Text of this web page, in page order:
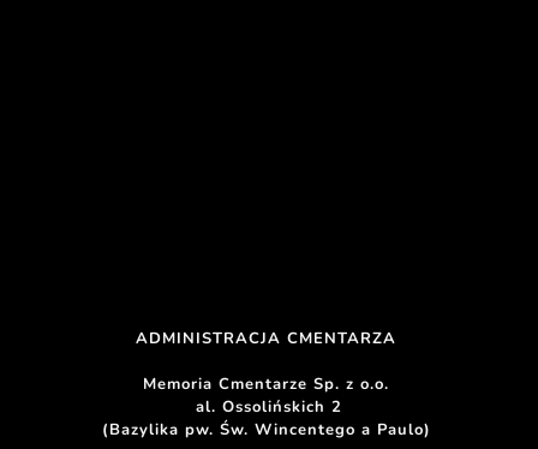
ADMINISTRACJA CMENTARZA
Memoria Cmentarze Sp. z o.o.
al. Ossolińskich 2
(Bazylika pw. Św. Wincentego a Paulo)